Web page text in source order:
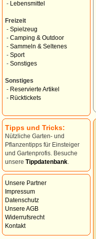
-
Lebensmittel
Freizeit
- Spielzeug
- Camping & Outdoor
- Sammeln & Seltenes
- Sport
- Sonstiges
Sonstiges
- Reservierte Artikel
- Rücktickets
Tipps und Tricks:
Nützliche Garten- und
Pflanzentipps für Einsteiger
und Gartenprofis. Besuche
unsere Tippdatenbank
Unsere Partner
Impressum
Datenschutz
Unsere AGB
Widerrufsrecht
Kontakt